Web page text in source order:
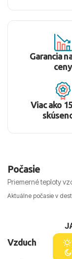
Garancia
ceny
Viac ako
Počasie
Priemerné teploty
Aktuálne počasie v
Vzduch